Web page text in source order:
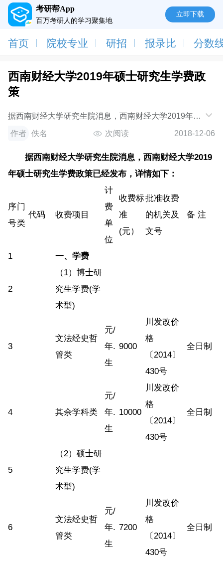
考研帮App
百万考研人的学习聚集地
立即下载
首页 院校专业 研招 报录比 分数
西南财经大学2019年硕士研究生学费政
策
据西南财经大学研究生院消息，西南财经大学2019年硕
士研究生学费政策已经发布，详情如下：序号门类代码
收费项目计费单位收费标准(元）批准收费的
作者 佚名 次阅读 2018-12-06
据西南财经大学研究生院消息，西南财经大学2019
年硕士研究生学费政策已经发布，详情如下：
序
号
门
类
代码 收费项目
计
费
单
位
收费标
准
(元）
批准收费
的机关及
文号
备 注
1 一、学费
2
（1）博士研
究生学费(学
术型)
3
文法经史哲
管类
元/
年.
生
9000
川发改价
格
〔2014〕
430号
全日制
4 其余学科类
元/
年.
生
10000
川发改价
格
〔2014〕
430号
全日制
5
（2）硕士研
究生学费(学
术型)
6
文法经史哲
管类
元/
年.
生
7200
川发改价
格
〔2014〕
430号
全日制